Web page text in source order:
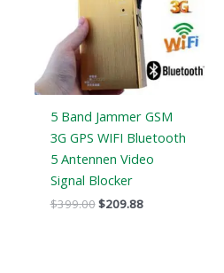
5 Band Jammer GSM
3G GPS WIFI Bluetooth
5 Antennen Video
Signal Blocker
$399.00$209.88